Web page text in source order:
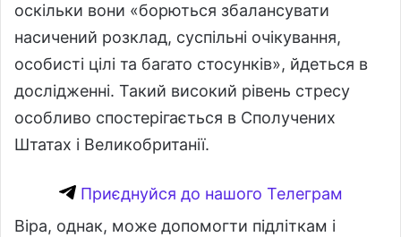
оскільки вони «борються збалансувати
насичений розклад, суспільні очікування,
особисті цілі та багато стосунків», йдеться в
дослідженні. Такий високий рівень стресу
особливо спостерігається в Сполучених
Штатах і Великобританії.
Приєднуйся до нашого Телеграм
Віра, однак, може допомогти підліткам і